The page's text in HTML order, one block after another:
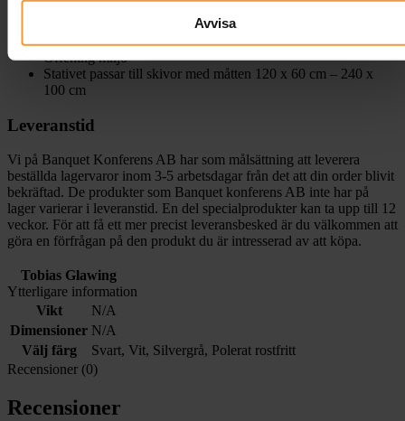
Avvisa
Event
Offentlig miljö
Stativet passar till skivor med måtten 120 x 60 cm – 240 x
100 cm
Leveranstid
Vi på Banquet Konferens AB har som målsättning att leverera
beställda lagervaror inom 3-5 arbetsdagar från det att din order blivit
bekräftad. De produkter som Banquet konferens AB inte har på
lager varierar i leveranstid. En del specialprodukter kan ta upp till 12
veckor. För att få ett mer precist leveransbesked är du välkommen att
göra en förfrågan på den produkt du är intresserad av att köpa.
Tobias Glawing
Ytterligare information
Vikt
N/A
Dimensioner N/A
Välj färg
Svart, Vit, Silvergrå, Polerat rostfritt
Recensioner (0)
Recensioner